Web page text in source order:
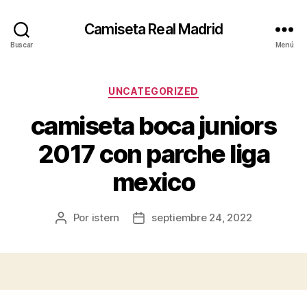
Buscar
Camiseta Real Madrid
Menú
Categorías
UNCATEGORIZED
camiseta boca juniors
2017 con parche liga
mexico
Autor
Por istern
Fechaseptiembre 24, 2022